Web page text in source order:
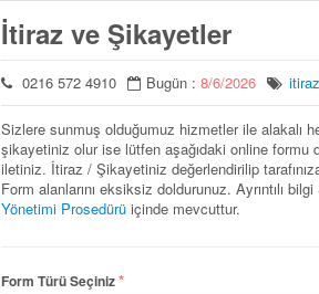
İtiraz ve Şikayetler
0216 572 4910 Bugün :8/6/2026
Sizlere sunmuş olduğumuz hizmetler ile alakalı
şikayetiniz olur ise lütfen aşağıdaki online formu
iletiniz. İtiraz / Şikayetiniz değerlendirilip
Form alanlarını eksiksiz doldurunuz. Ayrıntılı bilgi
Yönetimi Prosedürü içinde mevcuttur.
Form Türü Seçiniz*